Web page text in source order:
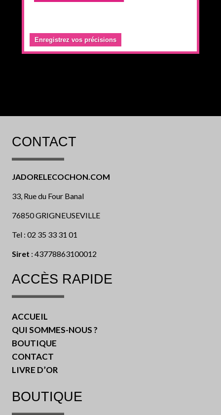
Enregistrez vos précisions
CONTACT
JADORELECOCHON.COM
33, Rue du Four Banal
76850 GRIGNEUSEVILLE
Tel : 02 35 33 31 01
Siret : 43778863100012
ACCÈS RAPIDE
ACCUEIL
QUI SOMMES-NOUS ?
BOUTIQUE
CONTACT
LIVRE D’OR
BOUTIQUE